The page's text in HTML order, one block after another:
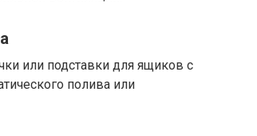
или подставки для ящиков с
полива или